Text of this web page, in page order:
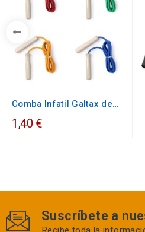
Comba Infatil Galtax de
madera
1,40 €
Suscríbete a